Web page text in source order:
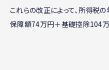
これらの改正によって、所得税
保障額74万円＋基礎控除104万